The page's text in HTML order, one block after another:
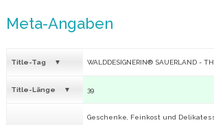
Meta-Angaben
Title-Tag WALDDESIGNERIN® SAUERLAND -
Title-Länge 39
Geschenke, Feinkost und